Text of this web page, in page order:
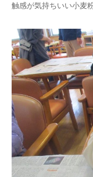
触感が気持ちいい小麦